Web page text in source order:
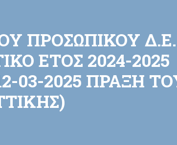
ΠΡΟΣΩΠΙΚΟΥ
ΕΤΟΣ 2024-2025
03-2025 ΠΡΑΞΗ